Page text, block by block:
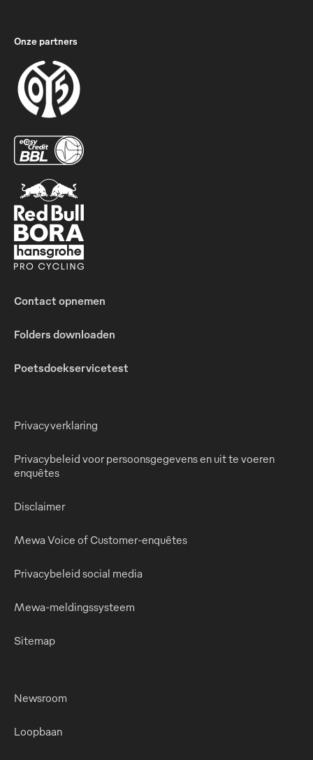
Onze partners
Contact opnemen
Folders downloaden
Poetsdoekservicetest
Privacyverklaring
Privacybeleid voor persoonsgegevens en uit te voeren
enquêtes
Disclaimer
Mewa Voice of Customer-enquêtes
Privacybeleid social media
Mewa-meldingssysteem
Sitemap
Newsroom
Loopbaan